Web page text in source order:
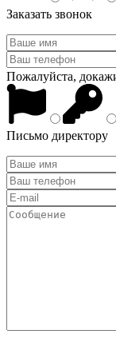
Заказать звонок
Пожалуйста,
Письмо директору